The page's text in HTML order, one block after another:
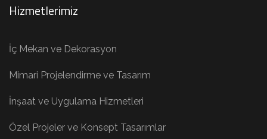
Hizmetlerimiz
İç Mekan ve Dekorasyon
Mimari Projelendirme ve Tasarım
İnşaat ve Uygulama Hizmetleri
Özel Projeler ve Konsept Tasarımlar